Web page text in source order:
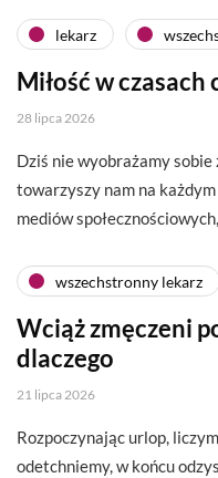
lekarz
Miłość w
28 lipca 2026
Dziś nie wyobrażamy
towarzyszy nam na
mediów
wszechstronny lekarz
Wciąż zmęczeni
dlaczego
21 lipca 2026
Rozpoczynając urlop,
odetchniemy, w końcu